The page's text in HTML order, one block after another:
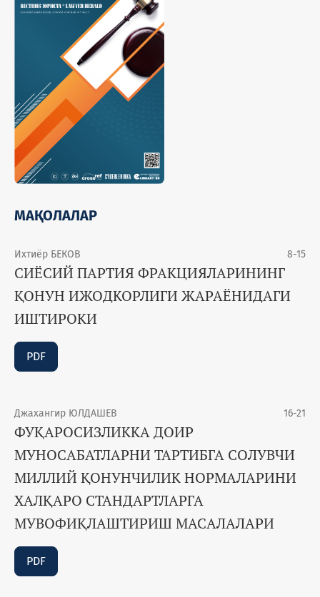
МАҚОЛАЛАР
Ихтиёр БЕКОВ 8-15
СИЁСИЙ ПАРТИЯ ФРАКЦИЯЛАРИНИНГ
ҚОНУН ИЖОДКОРЛИГИ ЖАРАЁНИДАГИ
ИШТИРОКИ
PDF
Джахангир ЮЛДАШЕВ 16-21
ФУҚАРОСИЗЛИККА ДОИР
МУНОСАБАТЛАРНИ ТАРТИБГА СОЛУВЧИ
МИЛЛИЙ ҚОНУНЧИЛИК НОРМАЛАРИНИ
ХАЛҚАРО СТАНДАРТЛАРГА
МУВОФИҚЛАШТИРИШ МАСАЛАЛАРИ
PDF